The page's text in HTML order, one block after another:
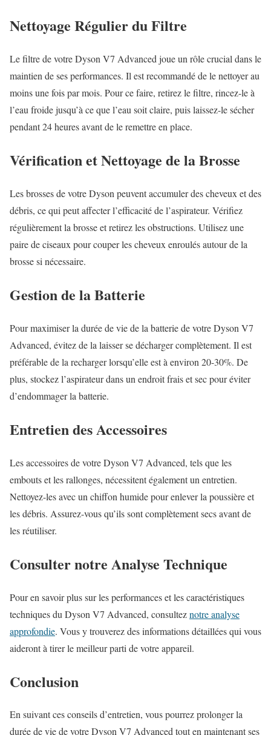
Nettoyage Régulier du Filtre
Le filtre de votre Dyson V7 Advanced joue un rôle crucial dans le
maintien de ses performances. Il est recommandé de le nettoyer au
moins une fois par mois. Pour ce faire, retirez le filtre, rincez-le à
l’eau froide jusqu’à ce que l’eau soit claire, puis laissez-le sécher
pendant 24 heures avant de le remettre en place.
Vérification et Nettoyage de la Brosse
Les brosses de votre Dyson peuvent accumuler des cheveux et des
débris, ce qui peut affecter l’efficacité de l’aspirateur. Vérifiez
régulièrement la brosse et retirez les obstructions. Utilisez une
paire de ciseaux pour couper les cheveux enroulés autour de la
brosse si nécessaire.
Gestion de la Batterie
Pour maximiser la durée de vie de la batterie de votre Dyson V7
Advanced, évitez de la laisser se décharger complètement. Il est
préférable de la recharger lorsqu’elle est à environ 20-30%. De
plus, stockez l’aspirateur dans un endroit frais et sec pour éviter
d’endommager la batterie.
Entretien des Accessoires
Les accessoires de votre Dyson V7 Advanced, tels que les
embouts et les rallonges, nécessitent également un entretien.
Nettoyez-les avec un chiffon humide pour enlever la poussière et
les débris. Assurez-vous qu’ils sont complètement secs avant de
les réutiliser.
Consulter notre Analyse Technique
Pour en savoir plus sur les performances et les caractéristiques
techniques du Dyson V7 Advanced, consulteznotre analyse
approfondie. Vous y trouverez des informations détaillées qui vous
aideront à tirer le meilleur parti de votre appareil.
Conclusion
En suivant ces conseils d’entretien, vous pourrez prolonger la
durée de vie de votre Dyson V7 Advanced tout en maintenant ses